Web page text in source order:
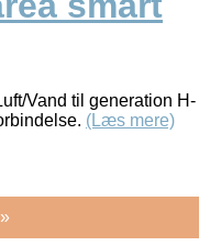
Vand til generation H-
(Læs mere)